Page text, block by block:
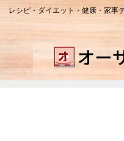
レシピ・ダイエット・健康・家事